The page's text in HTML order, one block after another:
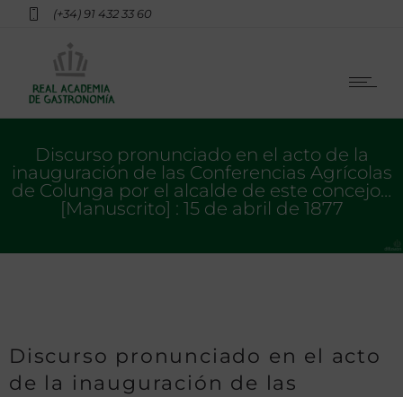
(+34) 91 432 33 60
Discurso pronunciado en el acto de la
inauguración de las Conferencias Agrícolas
de Colunga por el alcalde de este concejo…
[Manuscrito] : 15 de abril de 1877
Discurso pronunciado en el acto
de la inauguración de las